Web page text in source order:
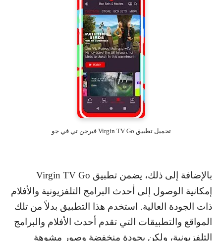
تحميل تطبيق Virgin TV Go فيرجن تي في جو
بالإضافة إلى ذلك، يضمن تطبيق Virgin TV Go
إمكانية الوصول إلى أحدث البرامج التلفزيونية والأفلام
ذات الجودة العالية. استخدم هذا التطبيق بدلاً من تلك
المواقع والتطبيقات التي تقدم أحدث الأفلام والبرامج
التلفزيونية، ولكن بجودة منخفضة وصور مشوهة